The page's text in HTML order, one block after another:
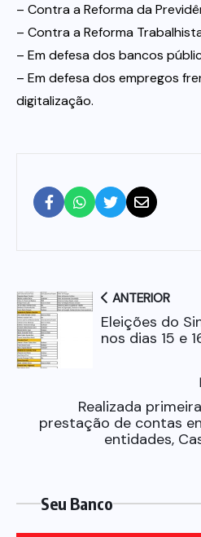
– Contra a Reforma da
– Contra a Reforma
– Em defesa dos bancos
– Em defesa dos empregos
digitalização.
ANTERIOR
Eleições do
nos dias 15 e
Realizada
prestação de contas
entidades,
Seu Banco